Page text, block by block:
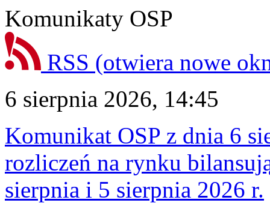
Komunikaty OSP
RSS (otwiera nowe
6 sierpnia 2026, 14:45
Komunikat OSP z dnia 6
rozliczeń na rynku
sierpnia i 5 sierpnia 2026 r.